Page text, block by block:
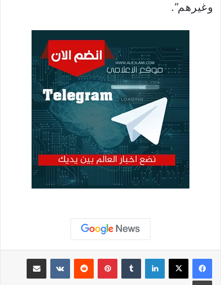
وغيرهم”.
لينكدإن بينتيريست مشاركة عبر البريد
طباعة